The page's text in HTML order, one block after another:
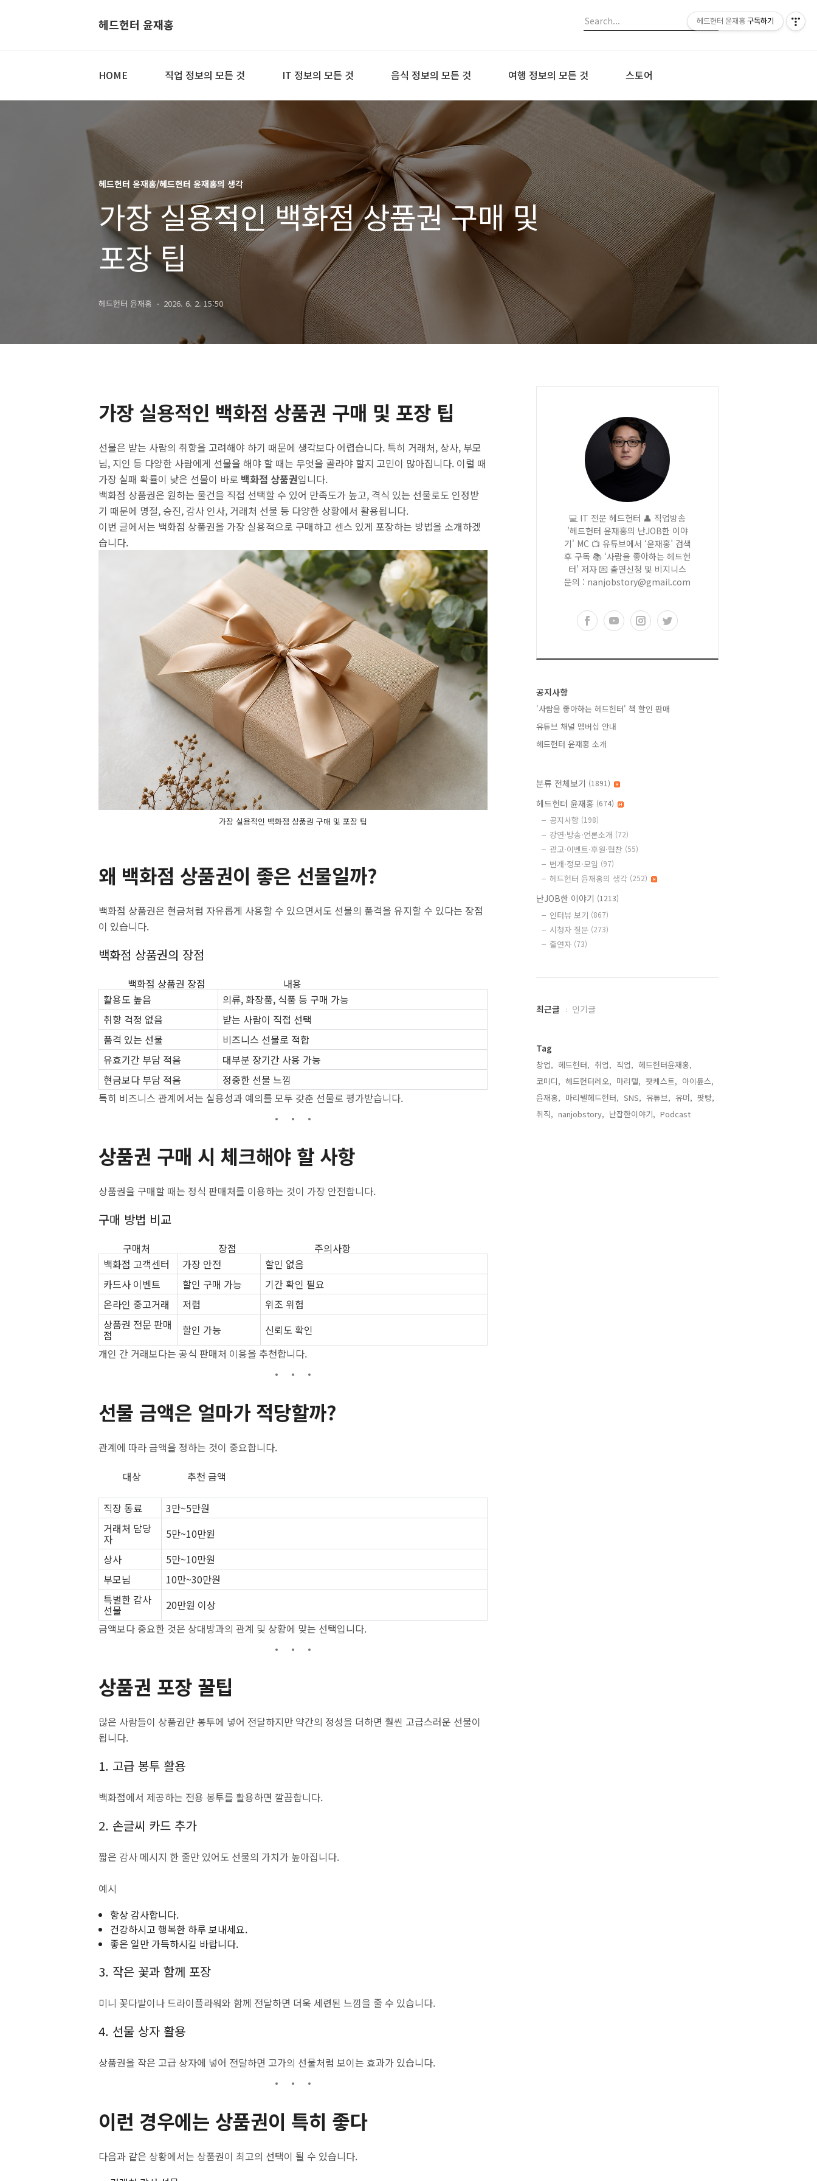
헤드헌터 윤재홍
HOME 직업 정보의 모든 것 IT 정보의 모든 것 음식 정보의 모든 것 여행 정보의 모든 것 스토어
헤드헌터 윤재홍/헤드헌터 윤재홍의 생각
가장 실용적인 백화점 상품권 구매 및
포장 팁
헤드헌터 윤재홍 2026. 6. 2. 15:50
가장 실용적인 백화점 상품권 구매 및 포장 팁
선물은 받는 사람의 취향을 고려해야 하기 때문에 생각보다 어렵습니다. 특히 거래처, 상사, 부모
님, 지인 등 다양한 사람에게 선물을 해야 할 때는 무엇을 골라야 할지 고민이 많아집니다. 이럴 때
가장 실패 확률이 낮은 선물이 바로 백화점 상품권입니다.
백화점 상품권은 원하는 물건을 직접 선택할 수 있어 만족도가 높고, 격식 있는 선물로도 인정받
기 때문에 명절, 승진, 감사 인사, 거래처 선물 등 다양한 상황에서 활용됩니다.
이번 글에서는 백화점 상품권을 가장 실용적으로 구매하고 센스 있게 포장하는 방법을 소개하겠
습니다.
가장 실용적인 백화점 상품권 구매 및 포장 팁
왜 백화점 상품권이 좋은 선물일까?
백화점 상품권은 현금처럼 자유롭게 사용할 수 있으면서도 선물의 품격을 유지할 수 있다는 장점
이 있습니다.
백화점 상품권의 장점
백화점 상품권 장점 내용
활용도 높음
의류, 화장품, 식품 등 구매 가능
취향 걱정 없음
받는 사람이 직접 선택
품격 있는 선물
비즈니스 선물로 적합
유효기간 부담 적음
대부분 장기간 사용 가능
현금보다 부담 적음
정중한 선물 느낌
특히 비즈니스 관계에서는 실용성과 예의를 모두 갖춘 선물로 평가받습니다.
상품권 구매 시 체크해야 할 사항
상품권을 구매할 때는 정식 판매처를 이용하는 것이 가장 안전합니다.
구매 방법 비교
구매처 장점 주의사항
백화점 고객센터
가장 안전
할인 없음
카드사 이벤트
할인 구매 가능
기간 확인 필요
온라인 중고거래
저렴
위조 위험
상품권 전문 판매
점 할인 가능
신뢰도 확인
개인 간 거래보다는 공식 판매처 이용을 추천합니다.
선물 금액은 얼마가 적당할까?
관계에 따라 금액을 정하는 것이 중요합니다.
대상 추천 금액
직장 동료
3만~5만원
거래처 담당
자
5만~10만원
상사
5만~10만원
부모님
10만~30만원
특별한 감사
선물
20만원 이상
금액보다 중요한 것은 상대방과의 관계 및 상황에 맞는 선택입니다.
상품권 포장 꿀팁
많은 사람들이 상품권만 봉투에 넣어 전달하지만 약간의 정성을 더하면 훨씬 고급스러운 선물이
됩니다.
1. 고급 봉투 활용
백화점에서 제공하는 전용 봉투를 활용하면 깔끔합니다.
2. 손글씨 카드 추가
짧은 감사 메시지 한 줄만 있어도 선물의 가치가 높아집니다.
예시
항상 감사합니다.
건강하시고 행복한 하루 보내세요.
좋은 일만 가득하시길 바랍니다.
3. 작은 꽃과 함께 포장
미니 꽃다발이나 드라이플라워와 함께 전달하면 더욱 세련된 느낌을 줄 수 있습니다.
4. 선물 상자 활용
상품권을 작은 고급 상자에 넣어 전달하면 고가의 선물처럼 보이는 효과가 있습니다.
이런 경우에는 상품권이 특히 좋다
다음과 같은 상황에서는 상품권이 최고의 선택이 될 수 있습니다.
💻 IT 전문 헤드헌터 👤 직업방송
'헤드헌터 윤재홍의 난JOB한 이야
기' MC 📺 유튜브에서 ‘윤재홍’ 검색
후 구독 📚 ‘사람을 좋아하는 헤드헌
터’ 저자 💌 출연신청 및 비지니스
문의 : nanjobstory@gmail.com
공지사항
'사람을 좋아하는 헤드헌터' 책 할인 판매
유튜브 채널 멤버십 안내
헤드헌터 윤재홍 소개
분류 전체보기 (1891)
헤드헌터 윤재홍 (674)
공지사항 (198)
강연·방송·언론소개 (72)
광고·이벤트·후원·협찬 (55)
번개·정모·모임 (97)
헤드헌터 윤재홍의 생각 (252)
난JOB한 이야기 (1213)
인터뷰 보기 (867)
시청자 질문 (273)
출연자 (73)
최
과
기
글
최근글 인기글
Tag
창업, 헤드헌터, 취업, 직업, 헤드헌터윤재홍,
코미디, 헤드헌터레오, 마리텔, 팟케스트, 아이튠스,
윤재홍, 마리텔헤드헌터, SNS, 유튜브, 유머, 팟빵,
취직, nanjobstory, 난잡한이야기, Podcast,
헤드헌터 윤재홍 구독하기